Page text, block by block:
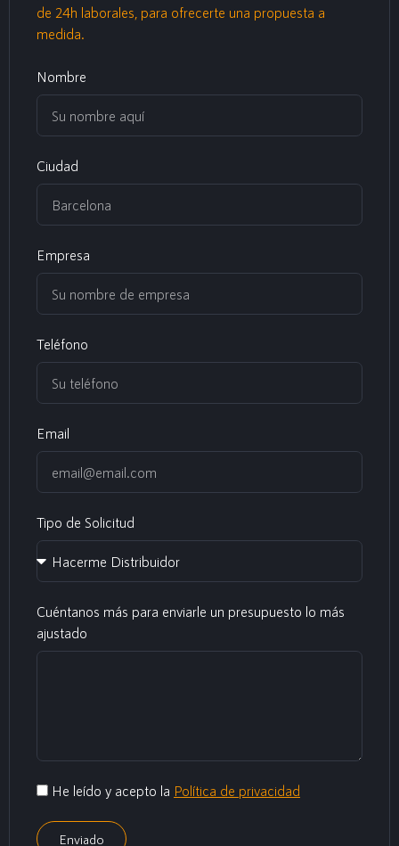
de 24h laborales, para ofrecerte una propuesta a
medida.
Nombre
Ciudad
Empresa
Teléfono
Email
Tipo de Solicitud
Cuéntanos más para enviarle un presupuesto lo más
ajustado
He leído y acepto la Política de privacidad
Enviado